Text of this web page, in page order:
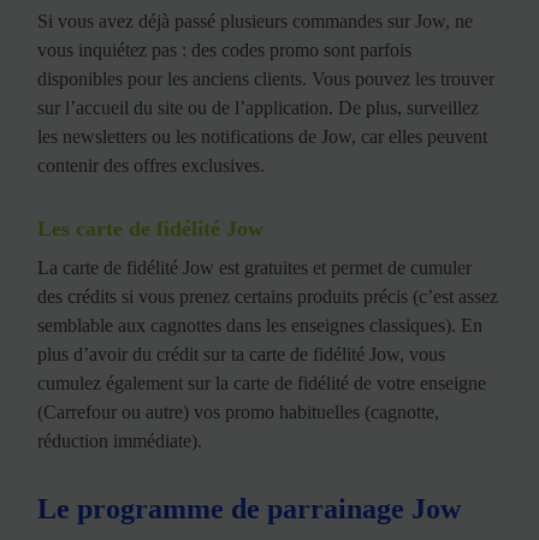
Si vous avez déjà passé plusieurs commandes sur Jow, ne
vous inquiétez pas : des codes promo sont parfois
disponibles pour les anciens clients. Vous pouvez les trouver
sur l’accueil du site ou de l’application. De plus, surveillez
les newsletters ou les notifications de Jow, car elles peuvent
contenir des offres exclusives.
Les carte de fidélité Jow
La carte de fidélité Jow est gratuites et permet de cumuler
des crédits si vous prenez certains produits précis (c’est assez
semblable aux cagnottes dans les enseignes classiques). En
plus d’avoir du crédit sur ta carte de fidélité Jow, vous
cumulez également sur la carte de fidélité de votre enseigne
(Carrefour ou autre) vos promo habituelles (cagnotte,
réduction immédiate).
Le programme de parrainage Jow